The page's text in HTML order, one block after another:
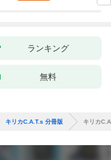
ランキング
無料
キリカC.A.T.s 分冊版 キリカ